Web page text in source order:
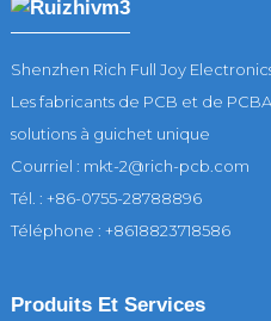
Shenzhen Rich Full Joy
Les fabricants de PCB et de
solutions à guichet unique
Courriel : mkt-2@rich-pcb.com
Tél. : +86-0755-28788896
Téléphone : +8618823718586
Produits Et Services